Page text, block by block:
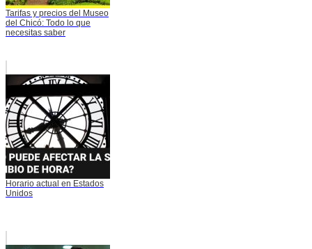
Tarifas y precios del Museo
del Chicó: Todo lo que
necesitas saber
Horario actual en Estados
Unidos